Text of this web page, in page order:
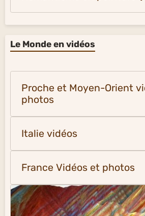
Le Monde en vidéos
Proche et Moyen-Orient
photos
Italie vidéos
France Vidéos et photos